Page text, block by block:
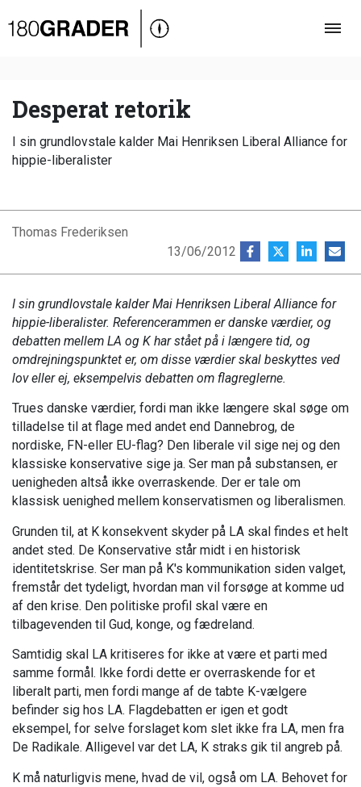
Oversigt
Debat
Video
Desperat retorik
I sin grundlovstale kalder Mai Henriksen Liberal Alliance for
hippie-liberalister
Thomas Frederiksen
13/06/2012
I sin grundlovstale kalder Mai Henriksen Liberal Alliance for
hippie-liberalister. Referencerammen er danske værdier, og
debatten mellem LA og K har stået på i længere tid, og
omdrejningspunktet er, om disse værdier skal beskyttes ved
lov eller ej, eksempelvis debatten om flagreglerne.
Trues danske værdier, fordi man ikke længere skal søge om
tilladelse til at flage med andet end Dannebrog, de
nordiske, FN-eller EU-flag? Den liberale vil sige nej og den
klassiske konservative sige ja. Ser man på substansen, er
uenigheden altså ikke overraskende. Der er tale om
klassisk uenighed mellem konservatismen og liberalismen.
Grunden til, at K konsekvent skyder på LA skal findes et helt
andet sted. De Konservative står midt i en historisk
identitetskrise. Ser man på K's kommunikation siden valget,
fremstår det tydeligt, hvordan man vil forsøge at komme ud
af den krise. Den politiske profil skal være en
tilbagevenden til Gud, konge, og fædreland.
Samtidig skal LA kritiseres for ikke at være et parti med
samme formål. Ikke fordi dette er overraskende for et
liberalt parti, men fordi mange af de tabte K-vælgere
befinder sig hos LA. Flagdebatten er igen et godt
eksempel, for selve forslaget kom slet ikke fra LA, men fra
De Radikale. Alligevel var det LA, K straks gik til angreb på.
K må naturligvis mene, hvad de vil, også om LA. Behovet for